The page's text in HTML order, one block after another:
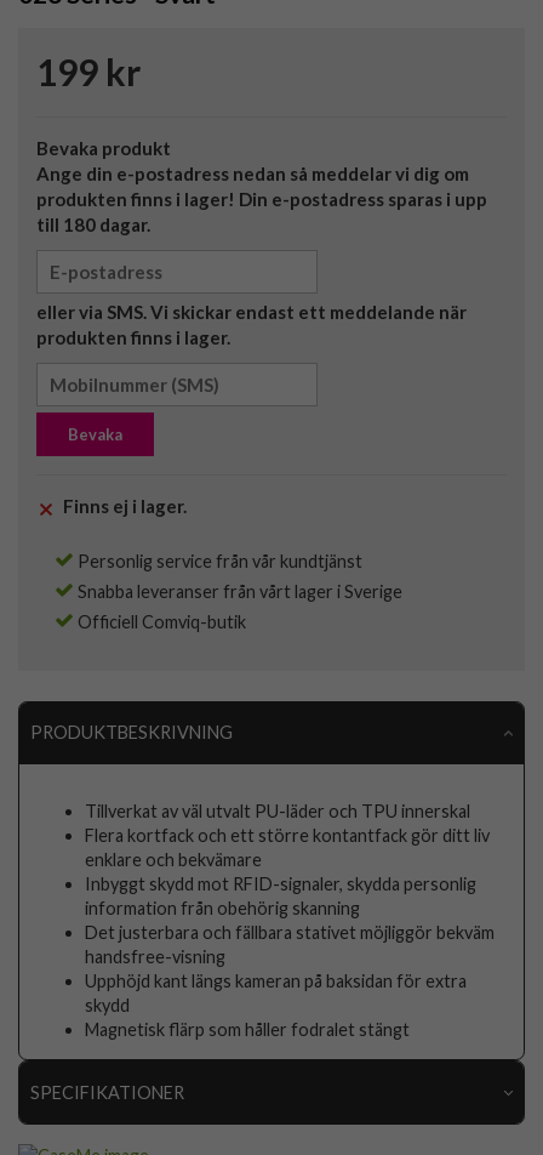
199 kr
Bevaka produkt
Ange din e-postadress nedan så meddelar vi dig om
produkten finns i lager! Din e-postadress sparas i upp
till 180 dagar.
eller via SMS. Vi skickar endast ett meddelande när
produkten finns i lager.
Bevaka
Finns ej i lager.
Personlig service från vår kundtjänst
Snabba leveranser från vårt lager i Sverige
Officiell Comviq-butik
PRODUKTBESKRIVNING
Tillverkat av väl utvalt PU-läder och TPU innerskal
Flera kortfack och ett större kontantfack gör ditt liv
enklare och bekvämare
Inbyggt skydd mot RFID-signaler, skydda personlig
information från obehörig skanning
Det justerbara och fällbara stativet möjliggör bekväm
handsfree-visning
Upphöjd kant längs kameran på baksidan för extra
skydd
Magnetisk flärp som håller fodralet stängt
SPECIFIKATIONER